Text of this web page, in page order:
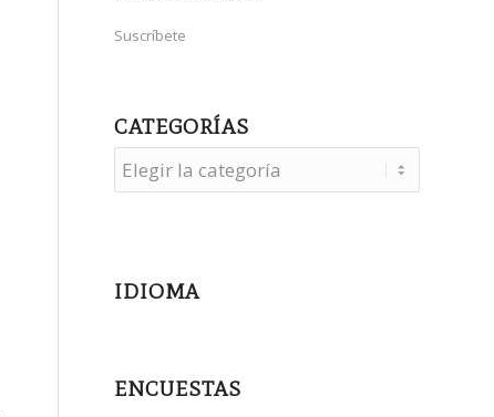
Suscríbete
CATEGORÍAS
Categorías
IDIOMA
ENCUESTAS